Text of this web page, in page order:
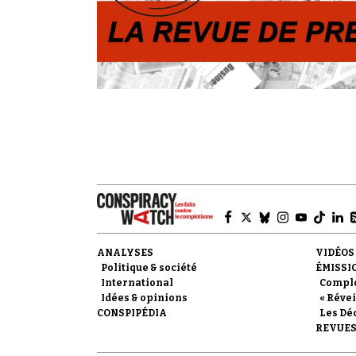
ANALYSES
Politique & société
International
Idées & opinions
CONSPIPÉDIA
VIDÉOS
«
Les